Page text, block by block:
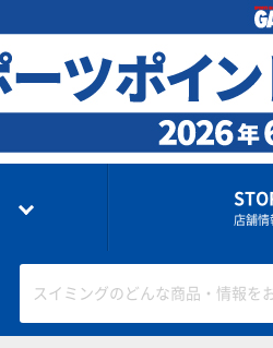
店舗情
スイミングのどんな商品・情報を